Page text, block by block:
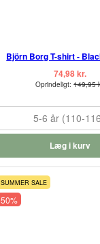
Björn Borg T-shirt -
74,98 kr.
Oprindeligt:149,95
5-6 år (110-
Læg i kurv
SUMMER SALE
50%